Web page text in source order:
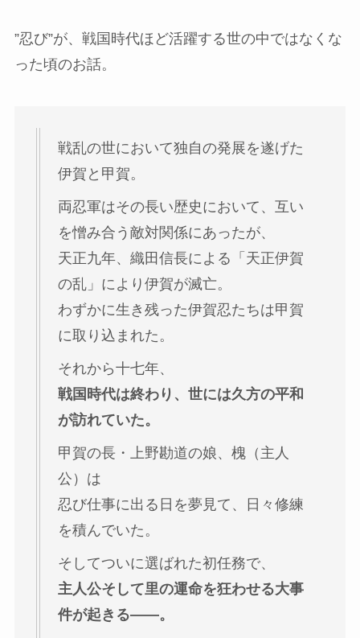
”忍び”が、戦国時代ほど活躍する世の中ではなくな
った頃のお話。
戦乱の世において独自の発展を遂げた
伊賀と甲賀。
両忍軍はその長い歴史において、互い
を憎み合う敵対関係にあったが、
天正九年、織田信長による「天正伊賀
の乱」により伊賀が滅亡。
わずかに生き残った伊賀忍たちは甲賀
に取り込まれた。
それから十七年、
戦国時代は終わり、世には久方の平和
が訪れていた。
甲賀の長・上野勘道の娘、槐（主人
公）は
忍び仕事に出る日を夢見て、日々修練
を積んでいた。
そしてついに選ばれた初任務で、
主人公そして里の運命を狂わせる大事
件が起きる――。